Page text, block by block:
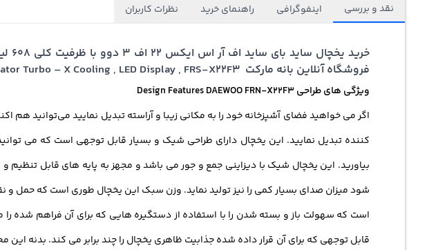
نقد و بررسی اینفوگرافی راهنمای خرید نظرات کاربران
فروشگاه آنلاین بانه مارکت Daewoo Side By Side Refrigerator Turbo – X Cooling , LED Display , FRS-X22F3
ویژگی های طراحی Design Features DAEWOO FRN-X22F3
کننده تبدیل نمایید. این یخچال دارای طراحی شیک و بسیار قابل توجهی است که می
بیاورید. این یخچال شیک با دیزاینی جمع و جور می باشد و مجهز به پایه های قابل
شود میزان صدای بسیار کمی را نیز تولید نماید. وزن سبک این یخچال طوری است که حمل و
قابل توجهی که برای آن قرار داده شده جذابیت ظاهری یخچال را چند برابر می کند. بدنه